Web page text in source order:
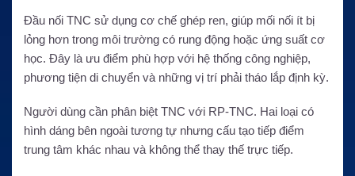
Đầu nối TNC sử dụng cơ chế ghép ren, giúp mối nối ít bị
lỏng hơn trong môi trường có rung động hoặc ứng suất cơ
học. Đây là ưu điểm phù hợp với hệ thống công nghiệp,
phương tiện di chuyển và những vị trí phải tháo lắp định kỳ.
Người dùng cần phân biệt TNC với RP-TNC. Hai loại có
hình dáng bên ngoài tương tự nhưng cấu tạo tiếp điểm
trung tâm khác nhau và không thể thay thế trực tiếp.